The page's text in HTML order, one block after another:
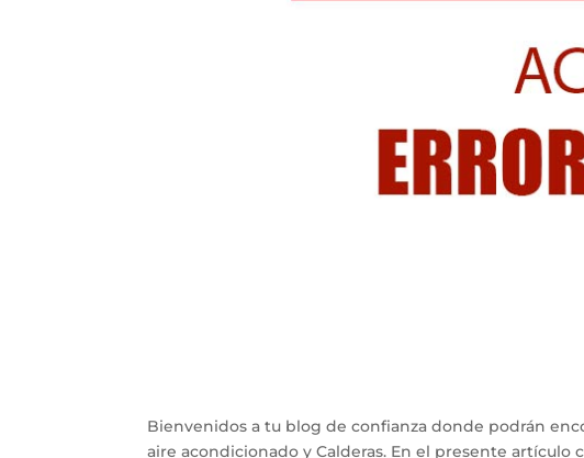
Bienvenidos a tu blog de confianza donde podrán
aire acondicionado y Calderas. En el presente artículo